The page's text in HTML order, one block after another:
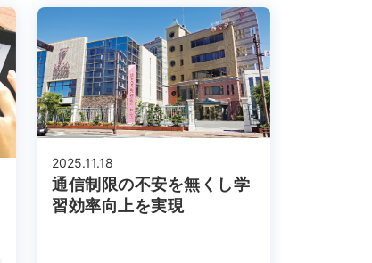
2025.11.18
通信制限の不安を無くし学
習効率向上を実現